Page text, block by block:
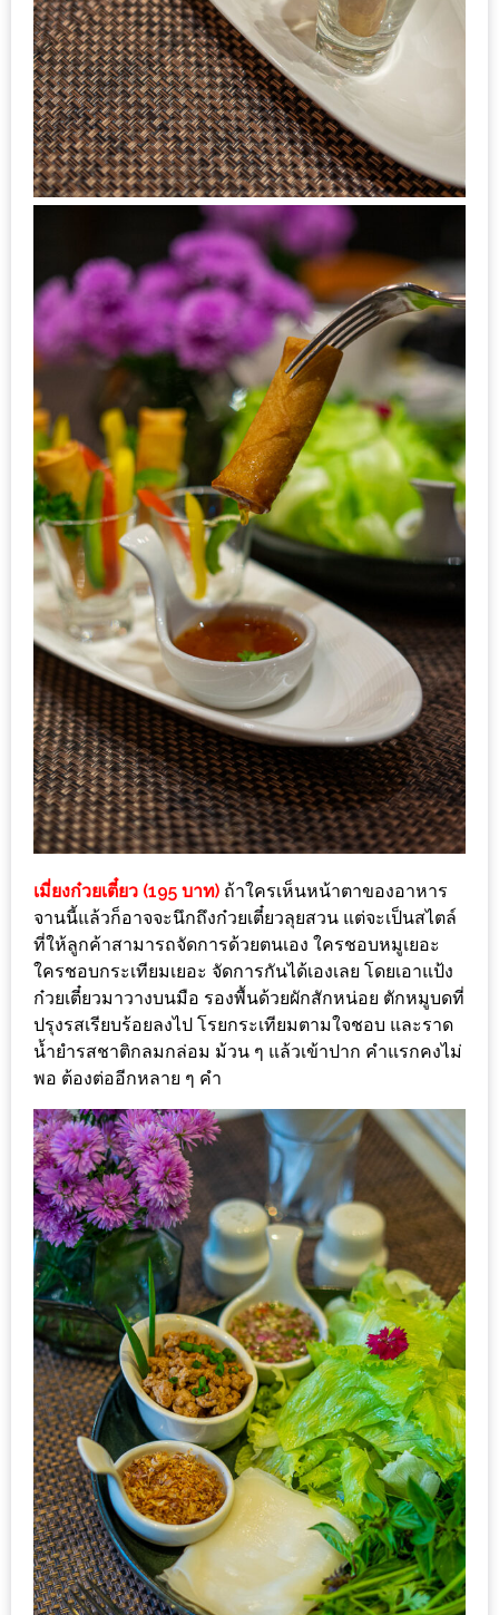
ความ
เป็น
ส่วน
ตัว
ประกาศ
ผล
โชค
ดี
กับ
น้า
อ้วน
ครั้ง
ที่
1
พา
เพื่อน
มา
ม่วน
กั๋น
บน
INSTAGRAM
รวม
โปร
โม
นวัน
แห่ง
ชาติ
2557
ร้าน
หมู
กระทะ
ทั่ว
เชียงใหม่
TOP30
ราคา
ไม่
เกิน
200
บาท
รีวิว
ดี
กับ
วงใน
แจก
ฟรี
เมี่ยงก๋วยเตี๋ยว (195 บาท) ถ้าใครเห็นหน้าตาของอาหาร
จานนี้แล้วก็อาจจะนึกถึงก๋วยเตี๋ยวลุยสวน แต่จะเป็นสไตล์
ที่ให้ลูกค้าสามารถจัดการด้วยตนเอง ใครชอบหมูเยอะ
ใครชอบกระเทียมเยอะ จัดการกันได้เองเลย โดยเอาแป้ง
ก๋วยเตี๋ยวมาวางบนมือ รองพื้นด้วยผักสักหน่อย ตักหมูบดที่
ปรุงรสเรียบร้อยลงไป โรยกระเทียมตามใจชอบ และราด
น้ำยำรสชาติกลมกล่อม ม้วน ๆ แล้วเข้าปาก คำแรกคงไม่
พอ ต้องต่ออีกหลาย ๆ คำ